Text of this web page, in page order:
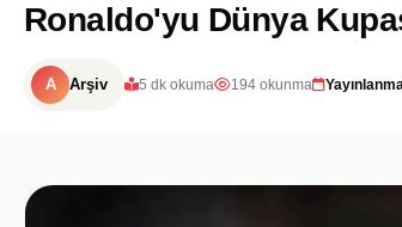
Ronaldo'yu Dünya
A Arşiv 5 dk okuma 194 okunma